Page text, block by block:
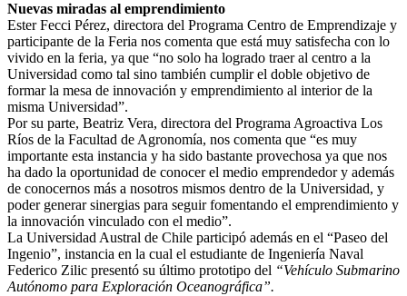
Nuevas miradas al emprendimiento
Ester Fecci Pérez, directora del Programa Centro de Emprendizaje y
participante de la Feria nos comenta que está muy satisfecha con lo
vivido en la feria, ya que “no solo ha logrado traer al centro a la
Universidad como tal sino también cumplir el doble objetivo de
formar la mesa de innovación y emprendimiento al interior de la
misma Universidad”.
Por su parte, Beatriz Vera, directora del Programa Agroactiva Los
Ríos de la Facultad de Agronomía, nos comenta que “es muy
importante esta instancia y ha sido bastante provechosa ya que nos
ha dado la oportunidad de conocer el medio emprendedor y además
de conocernos más a nosotros mismos dentro de la Universidad, y
poder generar sinergias para seguir fomentando el emprendimiento y
la innovación vinculado con el medio”.
La Universidad Austral de Chile participó además en el “Paseo del
Ingenio”, instancia en la cual el estudiante de Ingeniería Naval
Federico Zilic presentó su último prototipo del “Vehículo Submarino
Autónomo para Exploración Oceanográfica”.